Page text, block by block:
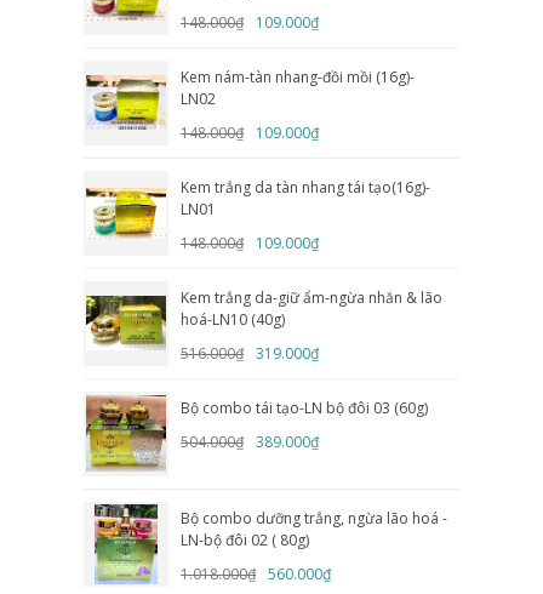
148.000₫
109.000₫
Kem nám-tàn nhang-đồi mồi (16g)-
LN02
148.000₫
109.000₫
Kem trắng da tàn nhang tái tạo(16g)-
LN01
148.000₫
109.000₫
Kem trắng da-giữ ẩm-ngừa nhăn & lão
hoá-LN10 (40g)
516.000₫ 319.000₫
Bộ combo tái tạo-LN bộ đôi 03 (60g)
504.000₫ 389.000₫
Bộ combo dưỡng trắng, ngừa lão hoá -
LN-bộ đôi 02 ( 80g)
1.018.000₫ 560.000₫